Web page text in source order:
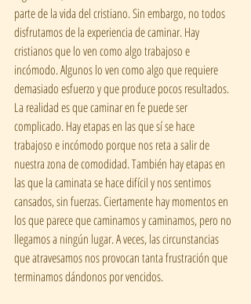
parte de la vida del cristiano. Sin embargo, no todos
disfrutamos de la experiencia de caminar. Hay
cristianos que lo ven como algo trabajoso e
incómodo. Algunos lo ven como algo que requiere
demasiado esfuerzo y que produce pocos resultados.
La realidad es que caminar en fe puede ser
complicado. Hay etapas en las que sí se hace
trabajoso e incómodo porque nos reta a salir de
nuestra zona de comodidad. También hay etapas en
las que la caminata se hace difícil y nos sentimos
cansados, sin fuerzas. Ciertamente hay momentos en
los que parece que caminamos y caminamos, pero no
llegamos a ningún lugar. A veces, las circunstancias
que atravesamos nos provocan tanta frustración que
terminamos dándonos por vencidos.